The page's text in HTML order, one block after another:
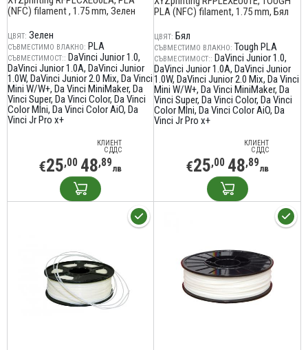
(NFC) filament , 1.75 mm, Зелен
ЦВЯТ: Зелен
СЪВМЕСТИМО ВЛАКНО: PLA
СЪВМЕСТИМОСТ:: DaVinci Junior 1.0
DaVinci Junior 1.0A DaVinci Junior
1.0W DaVinci Junior 2.0 Mix Da Vinci
Mini W/W+ Da Vinci MiniMaker Da
Vinci Super Da Vinci Color Da Vinci
Color MIni Da Vinci Color AiO Da
Vinci Jr Pro x+
КЛИЕНТ
С ДДС
€25,00 48,89лв
PLA (NFC) filament, 1.75 mm, Бял
ЦВЯТ: Бял
СЪВМЕСТИМО ВЛАКНО: Tough PLA
СЪВМЕСТИМОСТ:: DaVinci Junior 1.0
DaVinci Junior 1.0A DaVinci Junior
1.0W DaVinci Junior 2.0 Mix Da Vinci
Mini W/W+ Da Vinci MiniMaker Da
Vinci Super Da Vinci Color Da Vinci
Color MIni Da Vinci Color AiO Da
Vinci Jr Pro x+
КЛИЕНТ
С ДДС
€25,00 48,89лв